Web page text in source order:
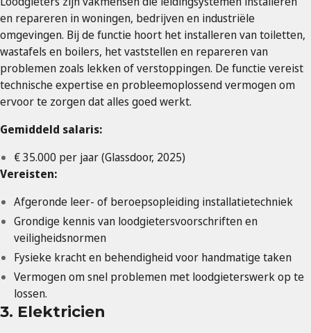
en repareren in woningen, bedrijven en industriële
omgevingen. Bij de functie hoort het installeren van toiletten,
wastafels en boilers, het vaststellen en repareren van
problemen zoals lekken of verstoppingen. De functie vereist
technische expertise en probleemoplossend vermogen om
ervoor te zorgen dat alles goed werkt.
Gemiddeld salaris:
€ 35.000 per jaar (Glassdoor, 2025)
Vereisten:
Afgeronde leer- of beroepsopleiding installatietechniek
Grondige kennis van loodgietersvoorschriften en
veiligheidsnormen
Fysieke kracht en behendigheid voor handmatige taken
Vermogen om snel problemen met loodgieterswerk op te
lossen.
3. Elektricien